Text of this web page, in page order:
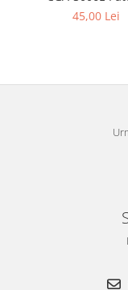
45,00 Lei